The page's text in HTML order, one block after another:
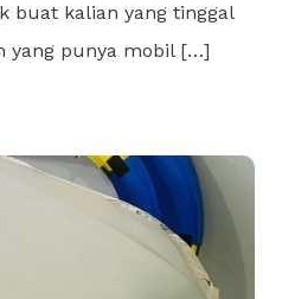
buat kalian yang tinggal
yang punya mobil […]